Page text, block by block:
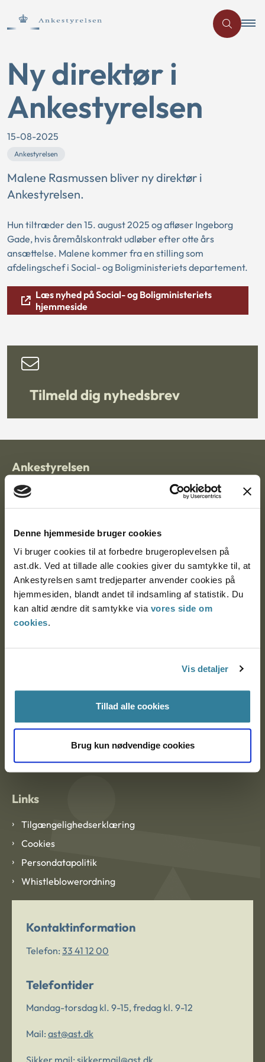
Denne hjemmeside bruger cookies
Vi bruger cookies til at forbedre brugeroplevelsen på
ast.dk. Ved at tillade alle cookies giver du samtykke til, at
Ankestyrelsen samt tredjeparter anvender cookies på
hjemmesiden, blandt andet til indsamling af statistik. Du
kan altid ændre dit samtykke via vores side om
cookies.
Vis detaljer
Tillad alle cookies
Brug kun nødvendige cookies
Ny direktør i
Ankestyrelsen
15-08-2025
Ankestyrelsen
Malene Rasmussen bliver ny direktør i
Ankestyrelsen.
Hun tiltræder den 15. august 2025 og afløser Ingeborg
Gade, hvis åremålskontrakt udløber efter otte års
ansættelse. Malene kommer fra en stilling som
afdelingschef i Social- og Boligministeriets departement.
Læs nyhed på Social- og Boligministeriets
hjemmeside
Tilmeld dig nyhedsbrev
Ankestyrelsen
Postadresse:
9000 Aalborg
Ankestyrelsen Aalborg
Ankestyrelsen København
Om Ankestyrelsen
Blanketter og kontaktformularer
Links
Tilgængelighedserklæring
Cookies
Persondatapolitik
Whistleblowerordning
Kontaktinformation
Telefon: 33 41 12 00
Telefontider
Mandag-torsdag kl. 9-15, fredag kl. 9-12
Mail: ast@ast.dk